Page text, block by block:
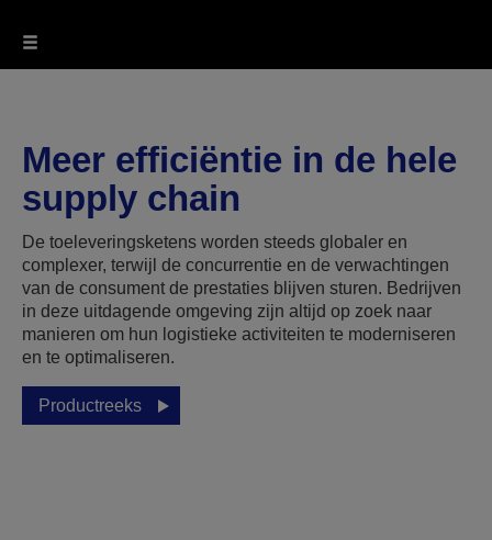
Meer efficiëntie in de hele
supply chain
De toeleveringsketens worden steeds globaler en
complexer, terwijl de concurrentie en de verwachtingen
van de consument de prestaties blijven sturen. Bedrijven
in deze uitdagende omgeving zijn altijd op zoek naar
manieren om hun logistieke activiteiten te moderniseren
en te optimaliseren.
Productreeks